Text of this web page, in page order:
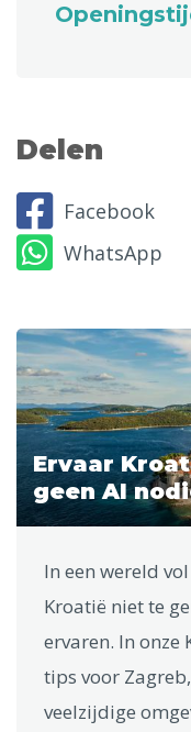
Delen
Facebook
WhatsApp
Ervaar
geen AI
In een wereld
Kroatië niet te
ervaren. In onze
tips voor
veelzijdige